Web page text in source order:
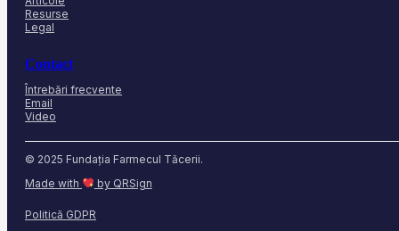
Resurse
Legal
Contact
Întrebări frecvente
Email
Video
© 2025 Fundația Farmecul Tăcerii.
Made with
by QRSign
Politică GDPR